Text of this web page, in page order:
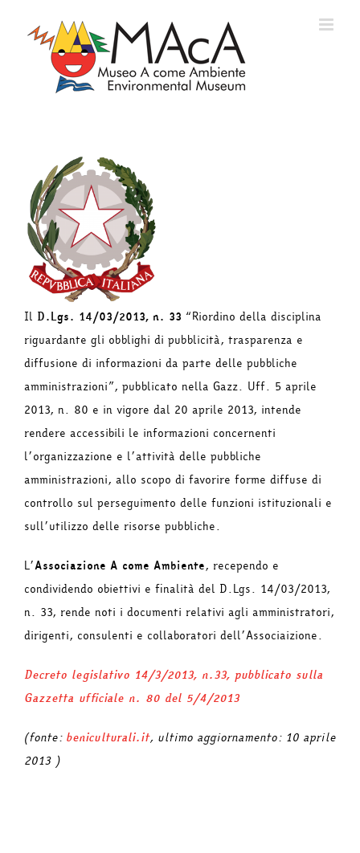
contenuto
Il D.Lgs. 14/03/2013, n. 33 “Riordino della disciplina
riguardante gli obblighi di pubblicità, trasparenza e
diffusione di informazioni da parte delle pubbliche
amministrazioni”, pubblicato nella Gazz. Uff. 5 aprile
2013, n. 80 e in vigore dal 20 aprile 2013, intende
rendere accessibili le informazioni concernenti
l’organizzazione e l’attività delle pubbliche
amministrazioni, allo scopo di favorire forme diffuse di
controllo sul perseguimento delle funzioni istituzionali e
sull’utilizzo delle risorse pubbliche.
L’Associazione A come Ambiente, recependo e
condividendo obiettivi e finalità del D.Lgs. 14/03/2013,
n. 33, rende noti i documenti relativi agli amministratori,
dirigenti, consulenti e collaboratori dell’Associaizione.
Decreto legislativo 14/3/2013, n.33, pubblicato sulla
Gazzetta ufficiale n. 80 del 5/4/2013
(fonte: beniculturali.it, ultimo aggiornamento: 10 aprile
2013 )